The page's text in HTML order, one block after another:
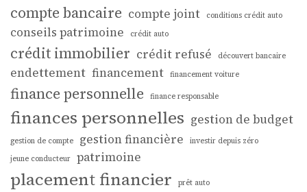
compte bancaire compte joint conditions crédit auto
conseils patrimoine crédit auto
crédit immobilier crédit refusé découvert bancaire
endettement financement financement voiture
finance personnelle finance responsable
finances personnelles gestion de budget
gestion de compte gestion financière
investir depuis zéro
jeune conducteur patrimoine
placement financier prêt auto